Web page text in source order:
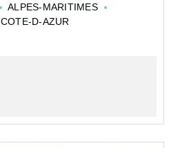
deux pièces
Meublé ? 1 an. Renouvel...
ALPES-MARITIMES
D-AZUR